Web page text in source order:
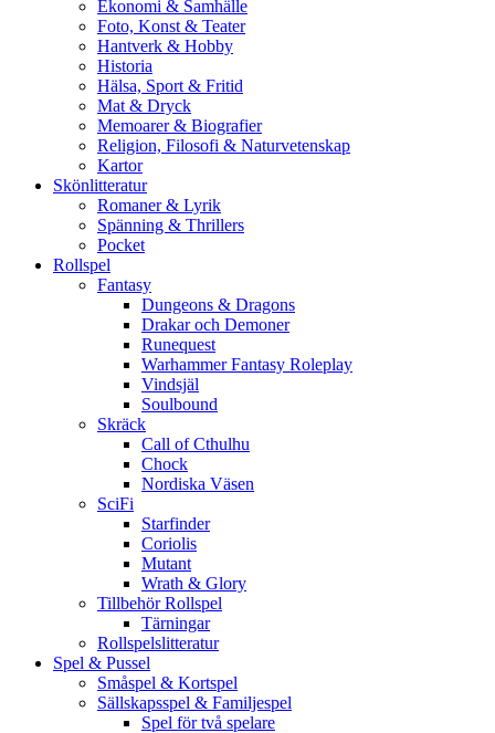
Ekonomi & Samhälle
Foto, Konst & Teater
Hantverk & Hobby
Historia
Hälsa, Sport & Fritid
Mat & Dryck
Memoarer & Biografier
Religion, Filosofi & Naturvetenskap
Kartor
Skönlitteratur
Romaner & Lyrik
Spänning & Thrillers
Pocket
Rollspel
Fantasy
Dungeons & Dragons
Drakar och Demoner
Runequest
Warhammer Fantasy Roleplay
Vindsjäl
Soulbound
Skräck
Call of Cthulhu
Chock
Nordiska Väsen
SciFi
Starfinder
Coriolis
Mutant
Wrath & Glory
Tillbehör Rollspel
Tärningar
Rollspelslitteratur
Spel & Pussel
Småspel & Kortspel
Sällskapsspel & Familjespel
Spel för två spelare